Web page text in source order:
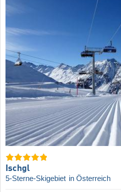
Ischgl
5-Sterne-Skigebiet in Österreich